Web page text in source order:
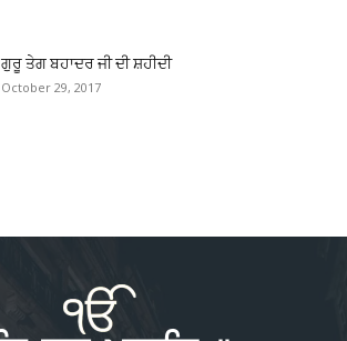
ਗੁਰੂ ਤੇਗ ਬਹਾਦਰ ਜੀ ਦੀ ਸ਼ਹੀਦੀ
October 29, 2017